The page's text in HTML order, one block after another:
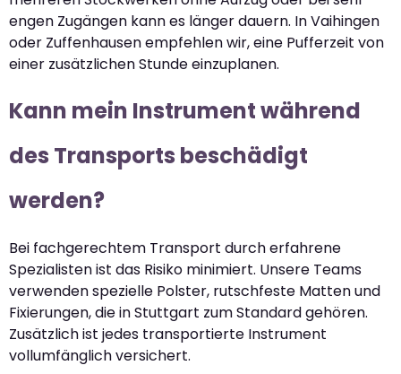
engen Zugängen kann es länger dauern. In Vaihingen
oder Zuffenhausen empfehlen wir, eine Pufferzeit von
einer zusätzlichen Stunde einzuplanen.
Kann mein Instrument während
des Transports beschädigt
werden?
Bei fachgerechtem Transport durch erfahrene
Spezialisten ist das Risiko minimiert. Unsere Teams
verwenden spezielle Polster, rutschfeste Matten und
Fixierungen, die in Stuttgart zum Standard gehören.
Zusätzlich ist jedes transportierte Instrument
vollumfänglich versichert.